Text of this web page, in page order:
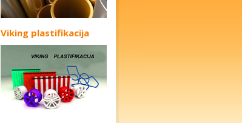
Viking plastifikacija